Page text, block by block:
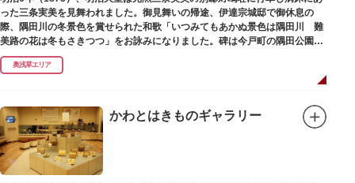
った三条実美を見舞われました。御見舞いの帰途、伊達宗城邸で御休息の
際、隅田川の冬景色を賞せられた和歌「いつみてもあかぬ景色は隅田川 難
美路の花は冬もさきつつ」をお詠みになりました。碑は今戸町の隅田公園内
にあります。
奥浅草エリア
かわとはきものギャラリー